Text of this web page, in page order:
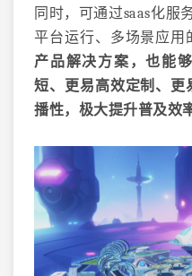
同时，可通过saas化服
平台运行、多场景应用
产品解决方案，也能够
短、更易高效定制、更
播性，极大提升普及效